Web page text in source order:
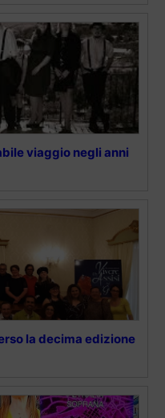
viaggio negli anni
la decima edizione